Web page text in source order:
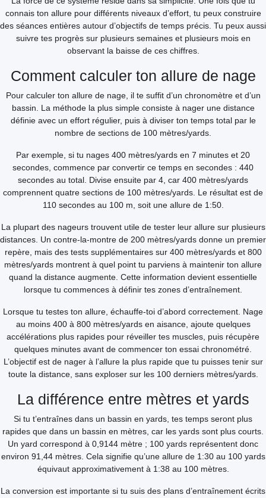
connais ton allure pour différents niveaux d’effort, tu peux construire
des séances entières autour d’objectifs de temps précis. Tu peux aussi
suivre tes progrès sur plusieurs semaines et plusieurs mois en
observant la baisse de ces chiffres.
Comment calculer ton allure de nage
Pour calculer ton allure de nage, il te suffit d’un chronomètre et d’un
bassin. La méthode la plus simple consiste à nager une distance
définie avec un effort régulier, puis à diviser ton temps total par le
nombre de sections de 100 mètres/yards.
Par exemple, si tu nages 400 mètres/yards en 7 minutes et 20
secondes, commence par convertir ce temps en secondes : 440
secondes au total. Divise ensuite par 4, car 400 mètres/yards
comprennent quatre sections de 100 mètres/yards. Le résultat est de
110 secondes au 100 m, soit une allure de 1:50.
La plupart des nageurs trouvent utile de tester leur allure sur plusieurs
distances. Un contre-la-montre de 200 mètres/yards donne un premier
repère, mais des tests supplémentaires sur 400 mètres/yards et 800
mètres/yards montrent à quel point tu parviens à maintenir ton allure
quand la distance augmente. Cette information devient essentielle
lorsque tu commences à définir tes zones d’entraînement.
Lorsque tu testes ton allure, échauffe-toi d’abord correctement. Nage
au moins 400 à 800 mètres/yards en aisance, ajoute quelques
accélérations plus rapides pour réveiller tes muscles, puis récupère
quelques minutes avant de commencer ton essai chronométré.
L’objectif est de nager à l’allure la plus rapide que tu puisses tenir sur
toute la distance, sans exploser sur les 100 derniers mètres/yards.
La différence entre mètres et yards
Si tu t’entraînes dans un bassin en yards, tes temps seront plus
rapides que dans un bassin en mètres, car les yards sont plus courts.
Un yard correspond à 0,9144 mètre ; 100 yards représentent donc
environ 91,44 mètres. Cela signifie qu’une allure de 1:30 au 100 yards
équivaut approximativement à 1:38 au 100 mètres.
La conversion est importante si tu suis des plans d’entraînement écrits